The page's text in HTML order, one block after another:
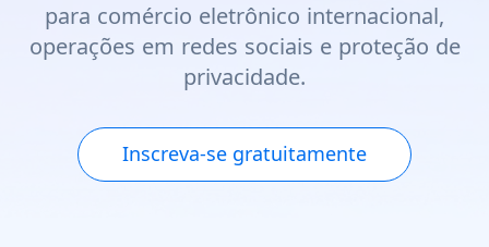
para comércio eletrônico internacional,
operações em redes sociais e proteção de
privacidade.
Inscreva-se gratuitamente